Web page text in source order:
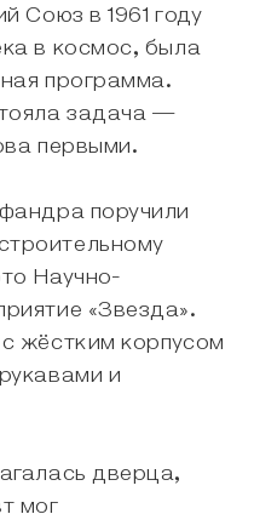
Союз в 1961 году
в космос, была
программа.
задача —
первыми.
поручили
Научно-
«Звезда».
жёстким корпусом
и
дверца,
мог